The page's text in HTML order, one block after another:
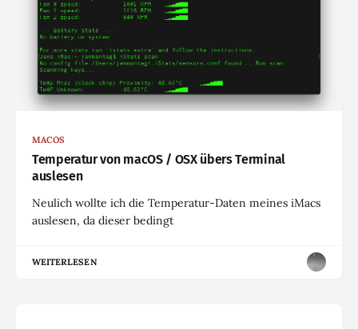
MACOS
Temperatur von macOS / OSX übers Terminal
auslesen
Neulich wollte ich die Temperatur-Daten meines iMacs
auslesen, da dieser bedingt
WEITERLESEN